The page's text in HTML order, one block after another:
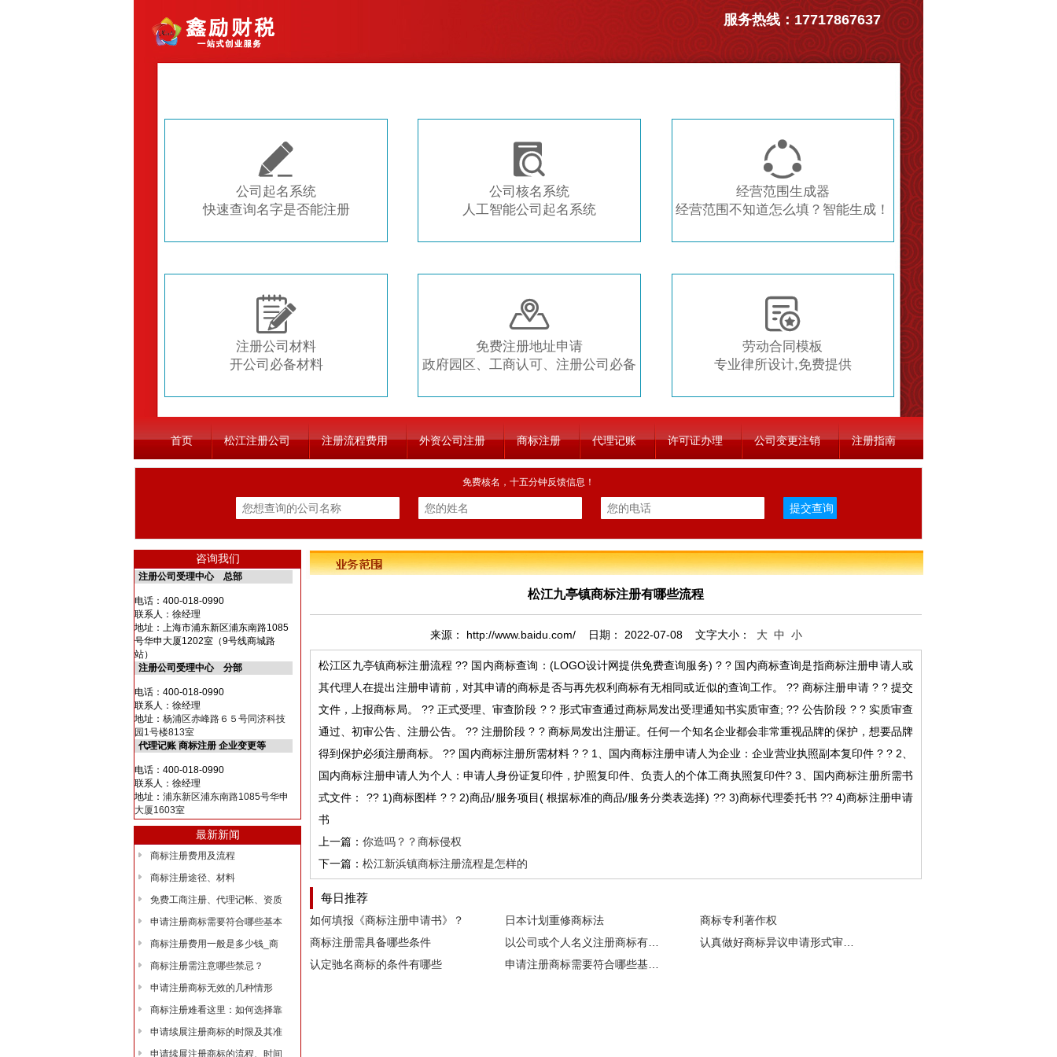

公司起名系统
快速查询名字是否能注册

公司核名系统
人工智能公司起名系统

经营范围生成器
经营范围不知道怎么填？智能生成！

注册公司材料
开公司必备材料

免费注册地址申请
政府园区、工商认可、注册公司必备

劳动合同模板
专业律所设计,免费提供
服务热线：17717867637
首页 松江注册公司 注册流程费用 外资公司注册 商标注册 代理记账 许可证办理 公司变更注销 注册指南
免费核名，十五分钟反馈信息！
咨询我们
注册公司受理中心 总部
电话： 400-018-0990
联系人：徐经理
地址：上海市浦东新区浦东南路1085
号华申大厦1202室（9号线商城路
站）
注册公司受理中心 分部
电话： 400-018-0990
联系人：徐经理
地址： 杨浦区赤峰路６５号同济科技
园1号楼813室
代理记账 商标注册 企业变更等
电话：400-018-0990
联系人：徐经理
地址： 浦东新区浦东南路1085号华申
大厦1603室
最新新闻
商标注册费用及流程
商标注册途径、材料
免费工商注册、代理记帐、资质
申请注册商标需要符合哪些基本
商标注册费用一般是多少钱_商
商标注册需注意哪些禁忌？
申请注册商标无效的几种情形
商标注册难看这里：如何选择靠
申请续展注册商标的时限及其准
申请续展注册商标的流程、时间
松江九亭镇商标注册有哪些流程
来源： http://www.baidu.com/日期： 2022-07-08文字大小： 大 中 小
松江区九亭镇商标注册流程 ?? 国内商标查询：(LOGO设计网提供免费查询服务) ? ? 国内商标查询是指商标注册申请人或
其代理人在提出注册申请前，对其申请的商标是否与再先权利商标有无相同或近似的查询工作。 ?? 商标注册申请 ? ? 提交
文件，上报商标局。 ?? 正式受理、审查阶段 ? ? 形式审查通过商标局发出受理通知书实质审查; ?? 公告阶段 ? ? 实质审查
通过、初审公告、注册公告。 ?? 注册阶段 ? ? 商标局发出注册证。任何一个知名企业都会非常重视品牌的保护，想要品牌
得到保护必须注册商标。 ?? 国内商标注册所需材料 ? ? 1、国内商标注册申请人为企业：企业营业执照副本复印件 ? ? 2、
国内商标注册申请人为个人：申请人身份证复印件，护照复印件、负责人的个体工商执照复印件? 3、国内商标注册所需书
式文件： ?? 1)商标图样 ? ? 2)商品/服务项目( 根据标准的商品/服务分类表选择) ?? 3)商标代理委托书 ?? 4)商标注册申请
书
上一篇： 你造吗？？商标侵权
下一篇： 松江新浜镇商标注册流程是怎样的
每日推荐
如何填报《商标注册申请书》？ 日本计划重修商标法
商标专利著作权
商标注册需具备哪些条件
认定驰名商标的条件有哪些